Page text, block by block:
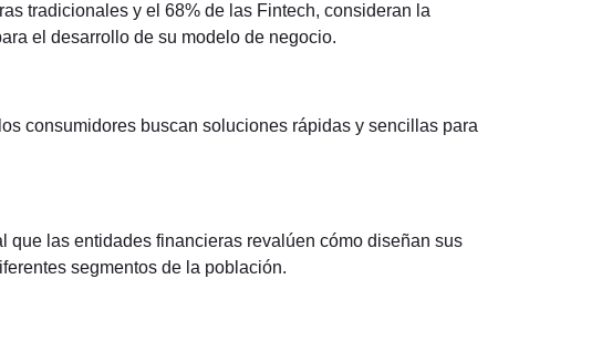
tradicionales y el 68% de las Fintech, consideran la
el desarrollo de su modelo de negocio.
consumidores buscan soluciones rápidas y sencillas para
que las entidades financieras revalúen cómo diseñan sus
segmentos de la población.